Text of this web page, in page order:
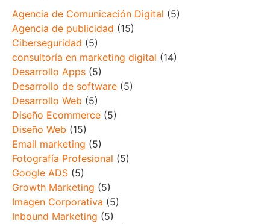
Agencia de Comunicación Digital (5)
Agencia de publicidad (15)
Ciberseguridad (5)
consultoría en marketing digital (14)
Desarrollo Apps (5)
Desarrollo de software (5)
Desarrollo Web (5)
Diseño Ecommerce (5)
Diseño Web (15)
Email marketing (5)
Fotografía Profesional (5)
Google ADS (5)
Growth Marketing (5)
Imagen Corporativa (5)
Inbound Marketing (5)